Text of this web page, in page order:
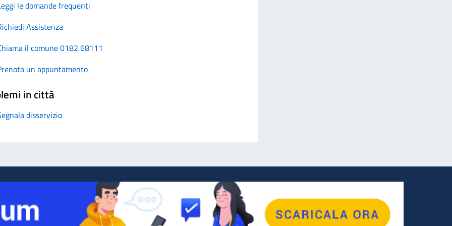
le domande frequenti
Assistenza
il comune 0182 68111
un appuntamento
in città
disservizio